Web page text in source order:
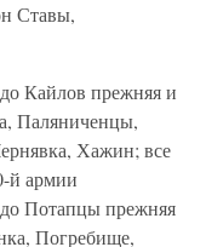
Ставы,
Кайлов прежняя и
Паляниченцы,
Хажин; все
й армии
Потапцы прежняя
Погребище,